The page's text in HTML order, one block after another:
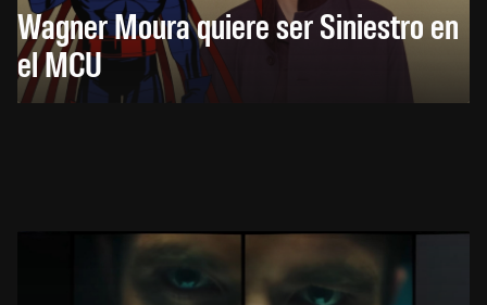
Wagner Moura quiere ser Siniestro en
el MCU